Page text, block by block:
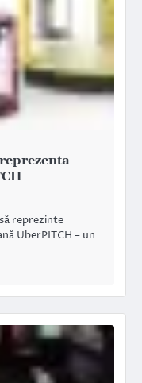
reprezinte
UberPITCH – un